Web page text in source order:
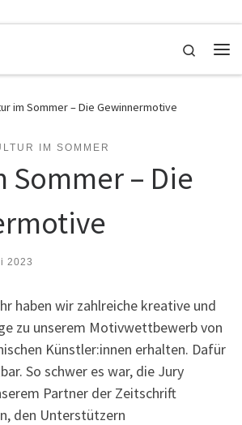
Search
im Sommer – Die Gewinnermotive
IM SOMMER
Sommer – Die
2023
haben wir zahlreiche kreative und
zu unserem Motivwettbewerb von
Künstler:innen erhalten. Dafür
So schwer es war, die Jury
Partner der Zeitschrift
den Unterstützern